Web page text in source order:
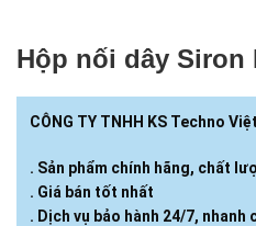
Hộp nối dây Siron
CÔNG TY TNHH KS Techno
. Sản phẩm chính hãng, chất
. Giá bán tốt nhất
. Dịch vụ bảo hành 24/7, nhanh